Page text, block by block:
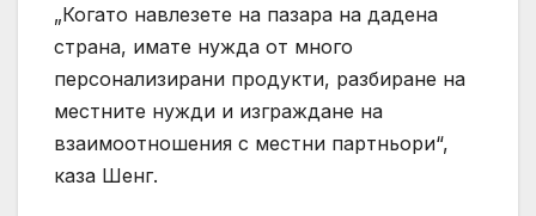
„Когато навлезете на пазара на дадена
страна, имате нужда от много
персонализирани продукти, разбиране на
местните нужди и изграждане на
взаимоотношения с местни партньори“,
каза Шенг.